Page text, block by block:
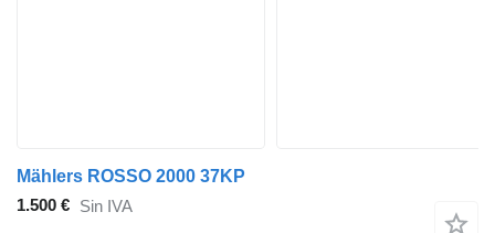
Mählers ROSSO 2000 37KP
1.500 € Sin IVA